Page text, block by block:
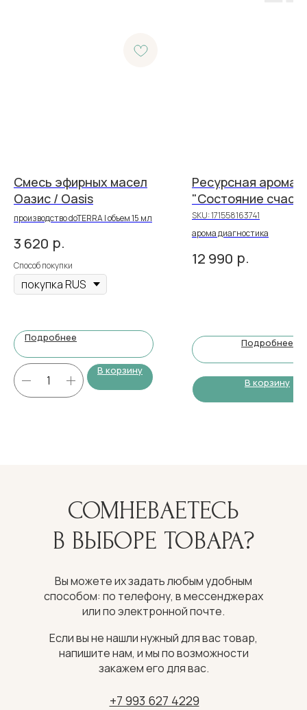
Смесь эфирных масел
Оазис / Oasis
производство doTERRA | объем 15 мл
3 620 р.
Способ покупки
Подробнее
В корзину
Ресурсная арома-
"Состояние
SKU:171558163741
арома диагностика
12 990 р.
Подробнее
В корзину
СОМНЕВАЕТЕСЬ
В ВЫБОРЕ ТОВАРА?
+7 993 627 4229
Вы можете их задать любым удобным
способом: по телефону, в мессенджерах
или по электронной почте.
Если вы не нашли нужный для вас товар,
напишите нам, и мы по возможности
закажем его для вас.